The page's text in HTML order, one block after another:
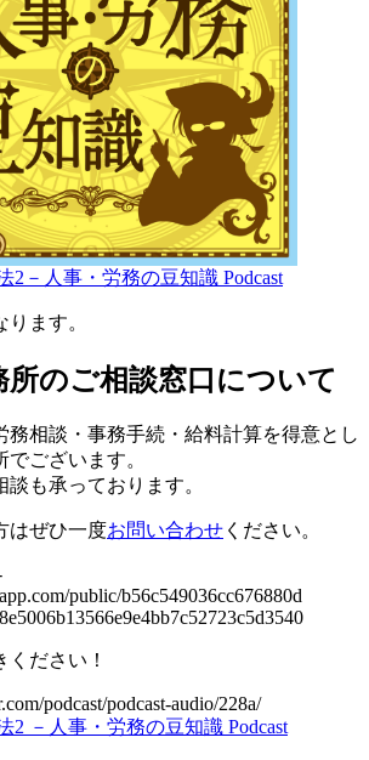
2－人事・労務の豆知識 Podcast
ます。
所のご相談窓口について
務相談・事務手続・給料計算を得意とし
ございます。
も承っております。
はぜひ一度お問い合わせ ください。
public/b56c549036cc676880d
ださい！
podcast/podcast-audio/228a/
2 －人事・労務の豆知識 Podcast